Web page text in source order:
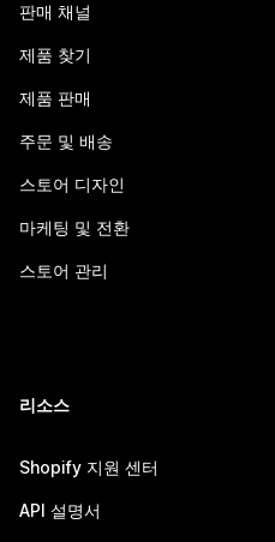
판매 채널
제품 찾기
제품 판매
주문 및 배송
스토어 디자인
마케팅 및 전환
스토어 관리
리소스
Shopify 지원 센터
API 설명서